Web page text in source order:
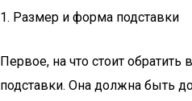
1. Размер и форма подставки
Первое, на что стоит
подставки. Она должна быть